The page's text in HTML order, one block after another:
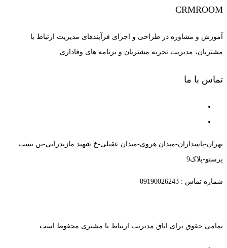
CRMROOM
آموزش و مشاوره در طراحی و اجرای فرآیندهای مدیریت ارتباط با
مشتریان، مدیریت تجربه مشتریان و برنامه های وفاداری
تماس با ما
تهران-پاسداران-میدان هروی-میدان عقیلی-خ شهید مازندرانی-بن بست
پرستو-پلاک9
شماره تماس : 09190026243
تمامی حقوق برای اتاق مدیریت ارتباط با مشتری محفوظ است.